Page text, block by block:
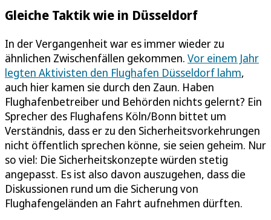
Gleiche Taktik wie in Düsseldorf
In der Vergangenheit war es immer wieder zu
ähnlichen Zwischenfällen gekommen. Vor einem Jahr
legten Aktivisten den Flughafen Düsseldorf lahm,
auch hier kamen sie durch den Zaun. Haben
Flughafenbetreiber und Behörden nichts gelernt? Ein
Sprecher des Flughafens Köln/Bonn bittet um
Verständnis, dass er zu den Sicherheitsvorkehrungen
nicht öffentlich sprechen könne, sie seien geheim. Nur
so viel: Die Sicherheitskonzepte würden stetig
angepasst. Es ist also davon auszugehen, dass die
Diskussionen rund um die Sicherung von
Flughafengeländen an Fahrt aufnehmen dürften.